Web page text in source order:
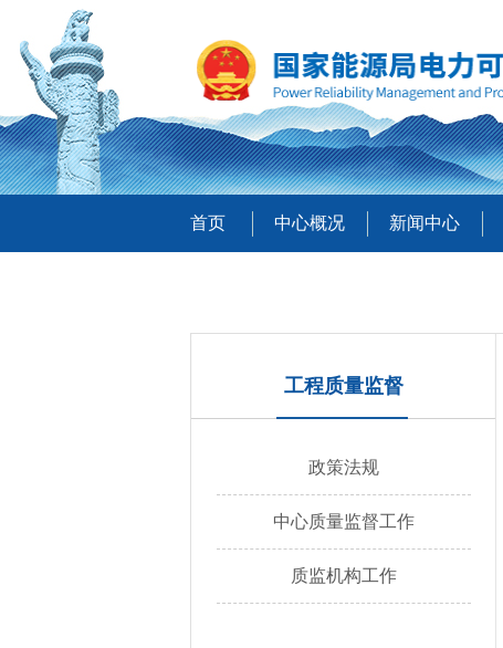
首页 中心概况 新闻中心
工程质量监督
政策法规
中心质量监督工作
质监机构工作